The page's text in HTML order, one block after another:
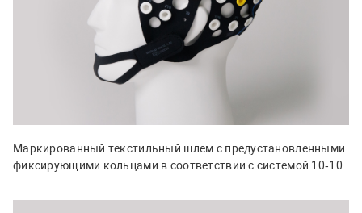
Маркированный текстильный шлем с предустановленными
фиксирующими кольцами в соответствии с системой 10‑10.